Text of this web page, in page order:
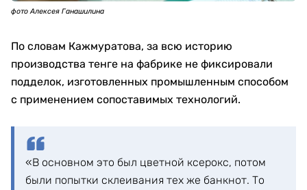
фото Алексея Ганашилина
По словам Кажмуратова, за всю историю
производства тенге на фабрике не фиксировали
подделок, изготовленных промышленным способом
с применением сопоставимых технологий.
«В основном это был цветной ксерокс, потом
были попытки склеивания тех же банкнот. То